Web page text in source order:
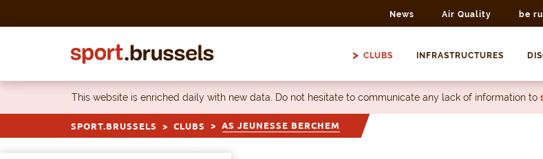
News Air Quality be
CLUBS INFRASTRUCTURES
This website is enriched daily with new data. Do not hesitate to communicate any lack of information to
SPORT.BRUSSELS CLUBS AS JEUNESSE BERCHEM